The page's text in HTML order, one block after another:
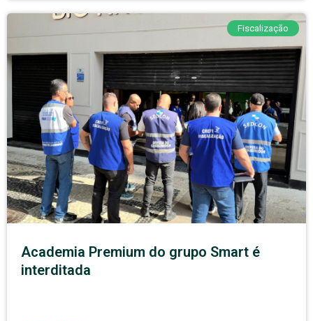
Fiscalização
Academia Premium do grupo Smart é
interditada